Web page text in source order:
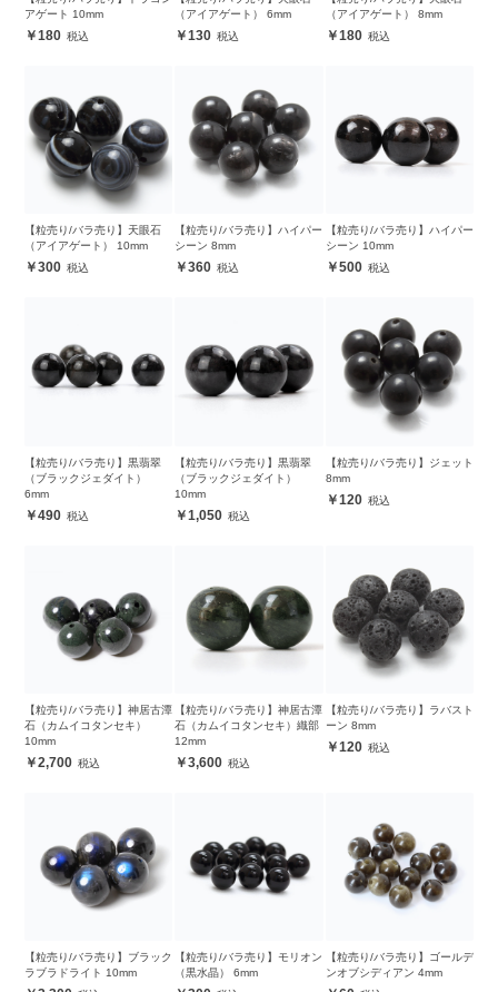
アゲート 10mm
180
（アイアゲート） 6mm
130
（アイアゲート） 8mm
180
【粒売り/バラ売り】天眼石
（アイアゲート） 10mm
300
【粒売り/バラ売り】ハイパー
シーン 8mm
360
【粒売り/バラ売り】ハイパー
シーン 10mm
500
【粒売り/バラ売り】黒翡翠
（ブラックジェダイト）
6mm
490
【粒売り/バラ売り】黒翡翠
（ブラックジェダイト）
10mm
1,050
【粒売り/バラ売り】ジェット
8mm
120
【粒売り/バラ売り】神居古潭
石（カムイコタンセキ）
10mm
2,700
【粒売り/バラ売り】神居古潭
石（カムイコタンセキ）織部
12mm
3,600
【粒売り/バラ売り】ラバスト
ーン 8mm
120
【粒売り/バラ売り】ブラック
ラブラドライト 10mm
【粒売り/バラ売り】モリオン
（黒水晶） 6mm
【粒売り/バラ売り】ゴールデ
ンオブシディアン 4mm